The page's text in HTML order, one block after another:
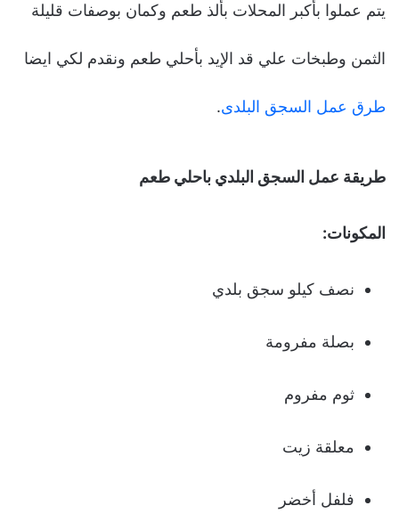
يتم عملوا بأكبر المحلات بألذ طعم وكمان بوصفات قليلة
الثمن وطبخات علي قد الإيد بأحلي طعم ونقدم لكي ايضا
طرق عمل السجق البلدى.
طريقة عمل السجق البلدي باحلي طعم
المكونات:
نصف كيلو سجق بلدي
بصلة مفرومة
ثوم مفروم
معلقة زيت
فلفل أخضر